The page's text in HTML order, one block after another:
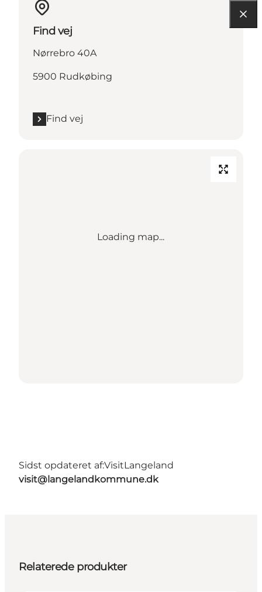
Find vej
Nørrebro 40A
5900 Rudkøbing
Find vej
Loading map...
Sidst opdateret af:VisitLangeland
visit@langelandkommune.dk
Relaterede produkter